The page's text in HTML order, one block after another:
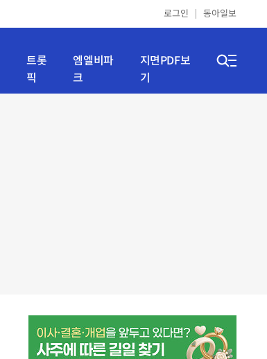
로그인 동아일보
트롯
픽
엠엘비파
크
지면PDF보
기